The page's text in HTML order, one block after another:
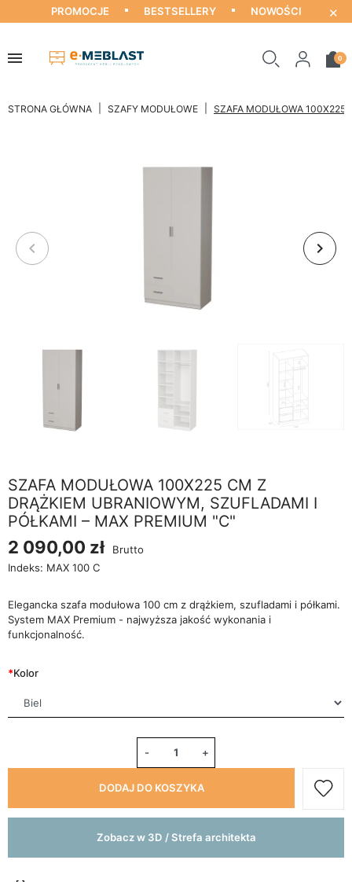
PROMOCJE BESTSELLERY NOWOŚCI ×
0
STRONA GŁÓWNA SZAFY MODUŁOWE SZAFA MODUŁOWA 100X225
Poprzedni
keyboard_arrow_left keyboard_arrow_right
SZAFA MODUŁOWA 100X225 CM Z
DRĄŻKIEM UBRANIOWYM, SZUFLADAMI I
PÓŁKAMI – MAX PREMIUM "C"
2 090,00 zł
Brutto
Indeks: MAX 100 C
Elegancka szafa modułowa 100 cm z drążkiem, szufladami i półkami.
System MAX Premium - najwyższa jakość wykonania i
funkcjonalność.
*Kolor
- +
DODAJ DO KOSZYKA
Zobacz w 3D / Strefa architekta